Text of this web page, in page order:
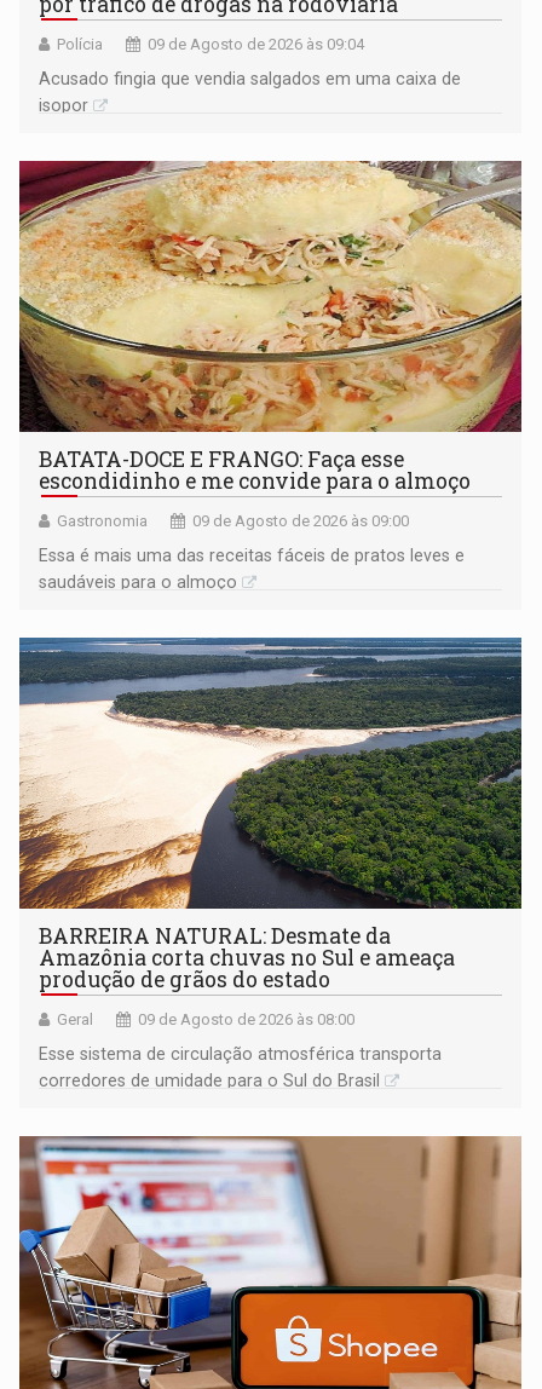
Polícia 09 de Agosto de 2026 às 09:04
Acusado fingia que vendia salgados em uma caixa de
isopor
BATATA-DOCE E FRANGO: Faça esse
escondidinho e me convide para o almoço
Gastronomia 09 de Agosto de 2026 às 09:00
Essa é mais uma das receitas fáceis de pratos leves e
saudáveis para o almoço
BARREIRA NATURAL: Desmate da
Amazônia corta chuvas no Sul e ameaça
produção de grãos do estado
Geral 09 de Agosto de 2026 às 08:00
Esse sistema de circulação atmosférica transporta
corredores de umidade para o Sul do Brasil